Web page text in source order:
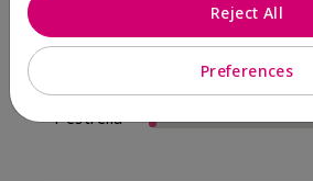
3 estrellas
1 estrella
Preferences
Reject All